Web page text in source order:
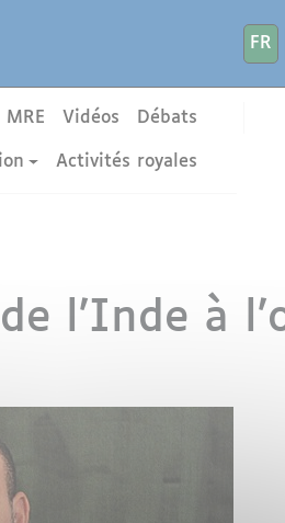
FR
MRE Vidéos Débats
Activités royales
l’Inde à